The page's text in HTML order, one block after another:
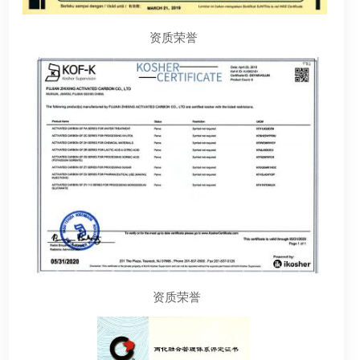
资质荣誉
资质荣誉